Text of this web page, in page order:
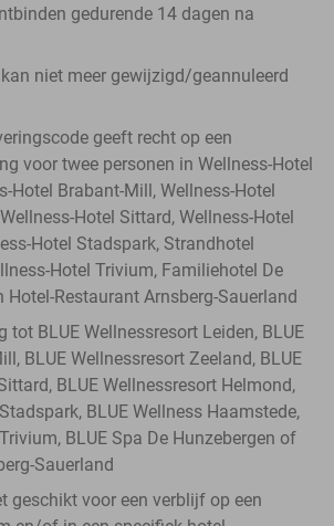
gedurende 14 dagen na
niet meer gewijzigd/geannuleerd
geeft recht op een
voor twee personen in Wellness-Hotel
Hotel Brabant-Mill, Wellness-Hotel
Hotel Sittard, Wellness-Hotel
Hotel Stadspark, Strandhotel
Hotel Trivium, Familiehotel De
Hotel-Restaurant Arnsberg-Sauerland
tot BLUE Wellnessresort Leiden, BLUE
BLUE Wellnessresort Zeeland, BLUE
BLUE Wellnessresort Helmond,
BLUE Wellness Haamstede,
BLUE Spa De Hunzebergen of
Sauerland
geschikt voor een verblijf op een